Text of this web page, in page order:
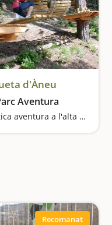
d'Àneu
Aventura
Una autèntica aventura a l'alta muntanya
Recomanat